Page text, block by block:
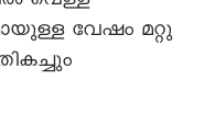
വേഷം മറ്റു